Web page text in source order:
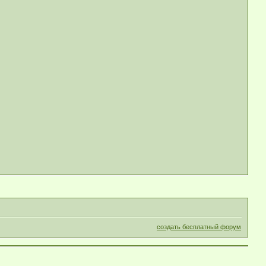
создать бесплатный форум